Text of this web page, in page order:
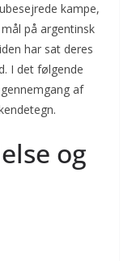
kampe,
på argentinsk
har sat deres
I det følgende
af
og